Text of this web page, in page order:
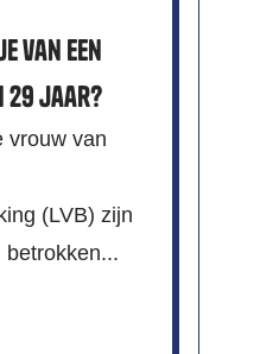
van een
29 jaar?
vrouw van
(LVB) zijn
betrokken...